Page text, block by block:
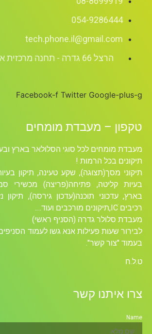
054-9286444
tech.phone.il@gmail.com
הרצל 66 גדרה - תחנה מרכזית אגד
Facebook-f Twitter Google-plus-g
טקפון – מעבדת מומחים
מעבדת מומחים לכל סוגי הסלולאר בארץ
תיקונים בכל הרמות !
תיקוני מסך(תצוגה), שקע טעינה, תיקון
בעיות קליטה, פתיחה(פריצה) מכשירי
בארץ, עדכוני תוכנה(עדכון גירסה),
רכיבים ICׁ,תיקונים מורכבים ועוד….
מעבדת סלולר גדרה (הסניף ראשי)
לבירור שעות פעילות אנא גשו לעמוד
בעמוד "צור קשר".
ט.ל.ח
צרו איתנו קשר
Name